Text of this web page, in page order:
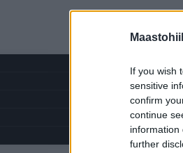
If you wish
sensitive
confirm
continue
information
further